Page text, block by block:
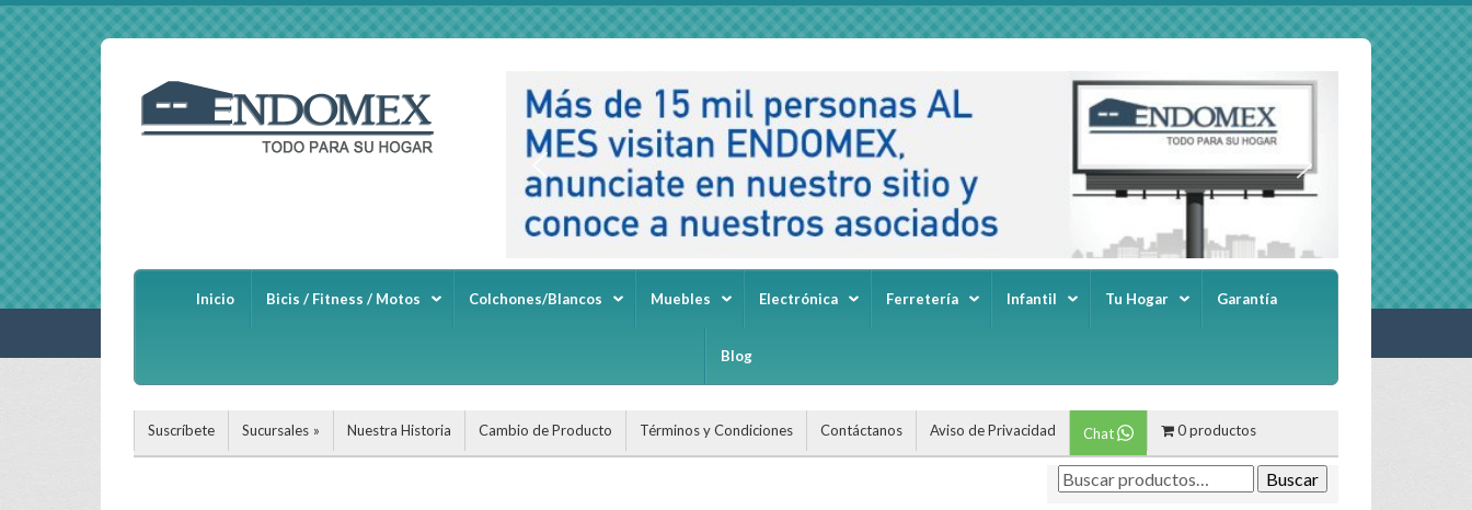
Inicio Bicis / Fitness / Motos Colchones/Blancos Muebles Electrónica Ferretería Infantil Tu Hogar Garantía
Blog
Suscríbete Sucursales Nuestra Historia Cambio de Producto Términos y Condiciones Contáctanos Aviso de Privacidad Chat 0 productos
Buscar